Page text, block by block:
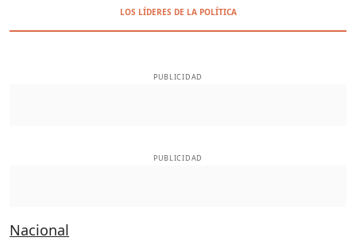
LOS LÍDERES DE LA POLÍTICA
PUBLICIDAD
PUBLICIDAD
Nacional